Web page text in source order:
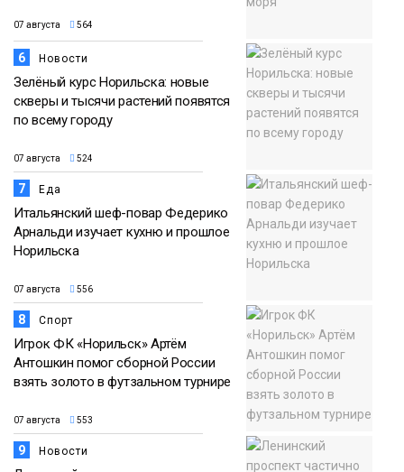
07 августа 564
6 Новости
Зелёный курс Норильска: новые
скверы и тысячи растений появятся
по всему городу
07 августа 524
7 Еда
Итальянский шеф-повар Федерико
Арнальди изучает кухню и прошлое
Норильска
07 августа 556
8 Спорт
Игрок ФК «Норильск» Артём
Антошкин помог сборной России
взять золото в футзальном турнире
07 августа 553
9 Новости